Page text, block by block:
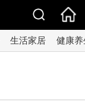
生活家居 健康养